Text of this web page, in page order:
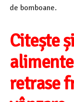
de bomboane.
Citește
retrase